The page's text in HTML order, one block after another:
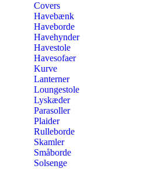
Covers
Havebænk
Haveborde
Havehynder
Havestole
Havesofaer
Kurve
Lanterner
Loungestole
Lyskæder
Parasoller
Plaider
Rulleborde
Skamler
Småborde
Solsenge